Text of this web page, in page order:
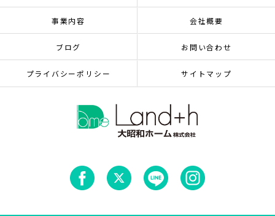
事業内容 会社概要
ブログ お問い合わせ
プライバシーポリシー サイトマップ